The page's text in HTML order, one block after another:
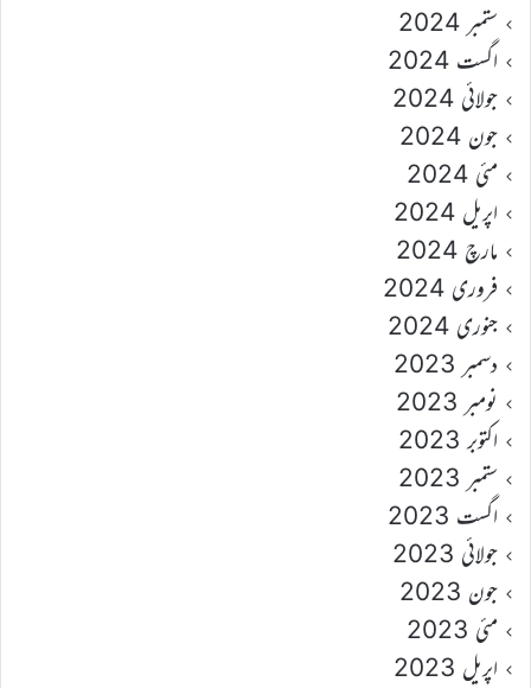
ستمبر 2024
اگست 2024
جولائی 2024
جون 2024
مئی 2024
اپریل 2024
مارچ 2024
فروری 2024
جنوری 2024
دسمبر 2023
نومبر 2023
اکتوبر 2023
ستمبر 2023
اگست 2023
جولائی 2023
جون 2023
مئی 2023
اپریل 2023